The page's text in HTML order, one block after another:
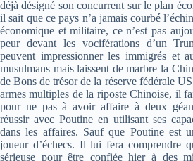
déjà désigné son concurrent sur le plan
il sait que ce pays n’a jamais courbé
économique et militaire, ce n’est pas
peur devant les vociférations d’un
peuvent impressionner les immigrés et
musulmans mais laissent de marbre la
de Bons de trésor de la réserve fédérale
armes multiples de la riposte Chinoise, il
pour ne pas à avoir affaire à deux
réussir avec Poutine en utilisant ses
dans les affaires. Sauf que Poutine est
joueur d’échecs. Il lui fera comprendre
sérieuse pour être confiée hier à des